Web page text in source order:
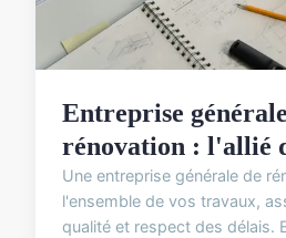
Entreprise
rénovation : l'allié
Une entreprise générale de
l'ensemble de vos travaux,
qualité et respect des délais.